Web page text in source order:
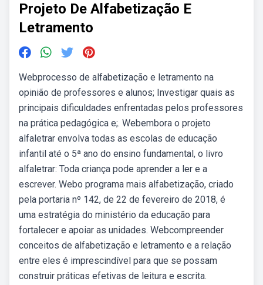
Projeto De Alfabetização E
Letramento
Webprocesso de alfabetização e letramento na
opinião de professores e alunos; Investigar quais as
principais dificuldades enfrentadas pelos professores
na prática pedagógica e;. Webembora o projeto
alfaletrar envolva todas as escolas de educação
infantil até o 5ª ano do ensino fundamental, o livro
alfaletrar: Toda criança pode aprender a ler e a
escrever. Webo programa mais alfabetização, criado
pela portaria nº 142, de 22 de fevereiro de 2018, é
uma estratégia do ministério da educação para
fortalecer e apoiar as unidades. Webcompreender
conceitos de alfabetização e letramento e a relação
entre eles é imprescindível para que se possam
construir práticas efetivas de leitura e escrita.